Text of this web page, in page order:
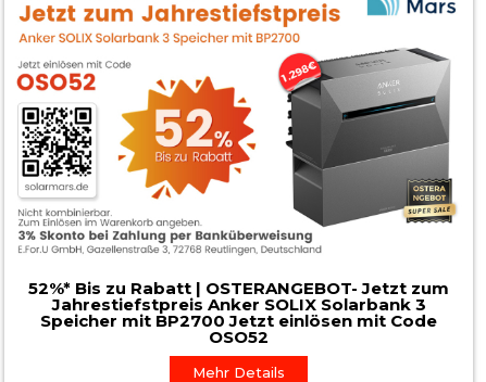
52%* Bis zu Rabatt | OSTERANGEBOT- Jetzt zum
Jahrestiefstpreis Anker SOLIX Solarbank 3
Speicher mit BP2700 Jetzt einlösen mit Code
OSO52
Mehr Details